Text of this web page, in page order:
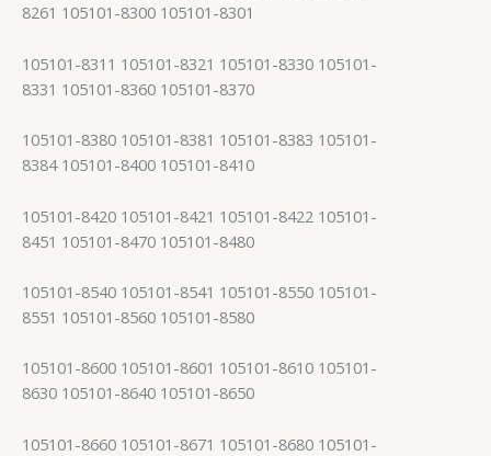
8261 105101-8300 105101-8301
105101-8311 105101-8321 105101-8330 105101-
8331 105101-8360 105101-8370
105101-8380 105101-8381 105101-8383 105101-
8384 105101-8400 105101-8410
105101-8420 105101-8421 105101-8422 105101-
8451 105101-8470 105101-8480
105101-8540 105101-8541 105101-8550 105101-
8551 105101-8560 105101-8580
105101-8600 105101-8601 105101-8610 105101-
8630 105101-8640 105101-8650
105101-8660 105101-8671 105101-8680 105101-